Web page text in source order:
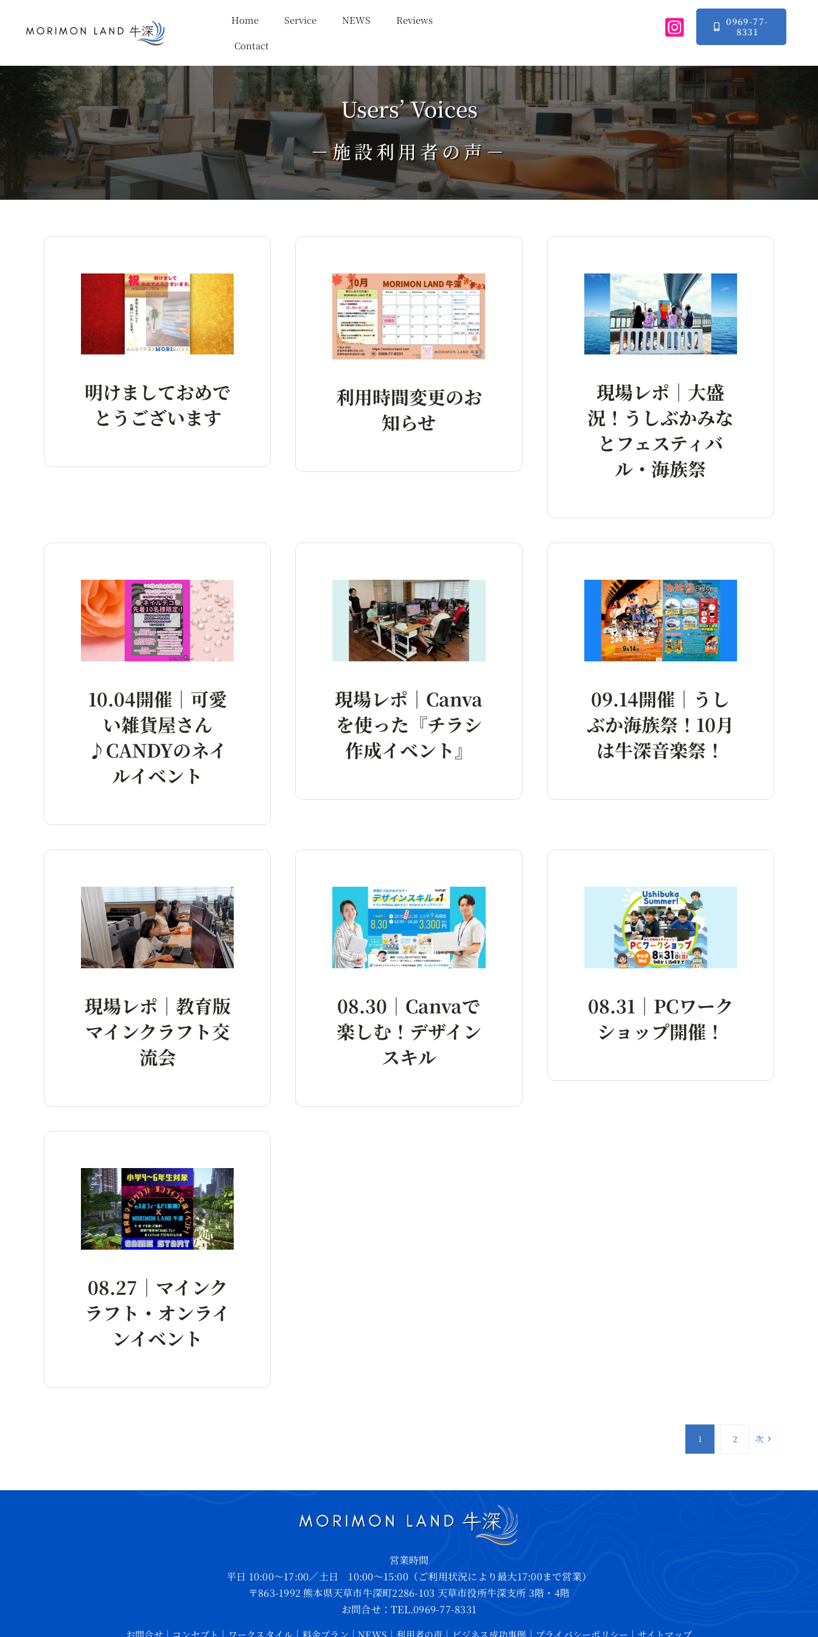
Home Service NEWS
Reviews
Contact
0969-77-
8331
Users’ Voices
－施設利用者の声－
明けましておめで
とうございます
利用時間変更のお
知らせ
現場レポ｜大盛
況！うしぶかみな
とフェスティバ
ル・海族祭
10.04開催｜可愛
い雑貨屋さん
♪CANDYのネイ
ルイベント
現場レポ｜Canva
を使った『チラシ
作成イベント』
09.14開催｜うし
ぶか海族祭！10月
は牛深音楽祭！
現場レポ｜教育版
マインクラフト交
流会
08.30｜Canvaで
楽しむ！デザイン
スキル
08.31｜PCワーク
ショップ開催！
08.27｜マインク
ラフト・オンライ
ンイベント
1 2 次
営業時間
平日 10:00〜17:00／土日 10:00〜15:00（ご利用状況により最大17:00まで営業）
〒863-1992 熊本県天草市牛深町2286-103 天草市役所牛深支所 3階・4階
お問合せ：TEL.0969-77-8331
お問合せ｜ コンセプト ｜ ワークスタイル ｜ 料金プラン ｜NEWS ｜ 利用者の声 ｜ ビジネス成功事例 ｜ プライバシーポリシー ｜ サイトマップ